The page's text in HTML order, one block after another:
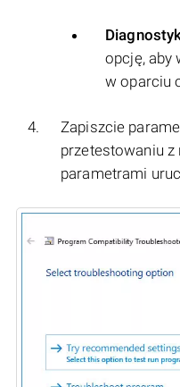
opcję, aby
w oparciu
Zapiszcie
przetestowaniu
parametrami